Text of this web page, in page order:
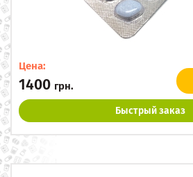
Цена:
1400 грн.
Быстрый заказ